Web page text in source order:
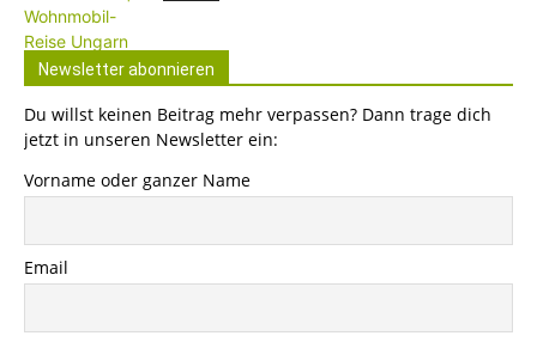
Newsletter abonnieren
Du willst keinen Beitrag mehr verpassen? Dann trage dich
jetzt in unseren Newsletter ein:
Vorname oder ganzer Name
Email